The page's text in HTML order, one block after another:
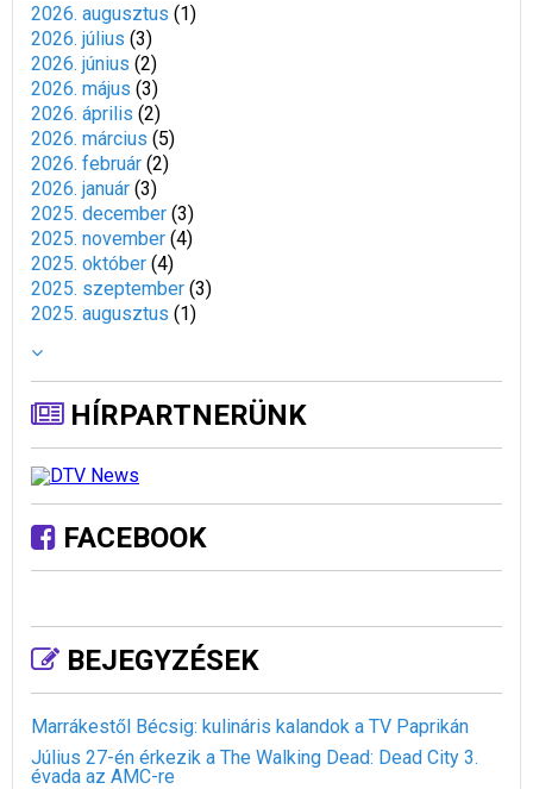
2026. augusztus (1)
2026. július (3)
2026. június (2)
2026. május (3)
2026. április (2)
2026. március (5)
2026. február (2)
2026. január (3)
2025. december (3)
2025. november (4)
2025. október (4)
2025. szeptember (3)
2025. augusztus (1)
HÍRPARTNERÜNK
FACEBOOK
BEJEGYZÉSEK
Marrákestől Bécsig: kulináris kalandok a TV Paprikán
Július 27-én érkezik a The Walking Dead: Dead City 3.
évada az AMC-re